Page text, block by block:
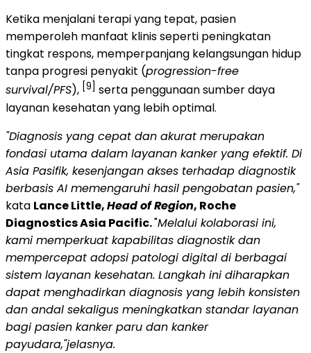
Ketika menjalani terapi yang tepat, pasien
memperoleh manfaat klinis seperti peningkatan
tingkat respons, memperpanjang kelangsungan hidup
tanpa progresi penyakit (progression-free
survival/PFS), [9] serta penggunaan sumber daya
layanan kesehatan yang lebih optimal.
"Diagnosis yang cepat dan akurat merupakan
fondasi utama dalam layanan kanker yang efektif. Di
Asia Pasifik, kesenjangan akses terhadap diagnostik
berbasis AI memengaruhi hasil pengobatan pasien,"
kata Lance Little,Head of Region, Roche
Diagnostics Asia Pacific."Melalui kolaborasi ini,
kami memperkuat kapabilitas diagnostik dan
mempercepat adopsi patologi digital di berbagai
sistem layanan kesehatan. Langkah ini diharapkan
dapat menghadirkan diagnosis yang lebih konsisten
dan andal sekaligus meningkatkan standar layanan
bagi pasien kanker paru dan kanker
payudara,"jelasnya.